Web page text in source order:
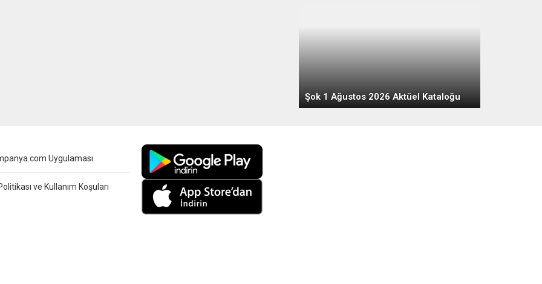
Şok 1 Ağustos 2026 Aktüel Kataloğu
Uygulaması
ve Kullanım Koşuları